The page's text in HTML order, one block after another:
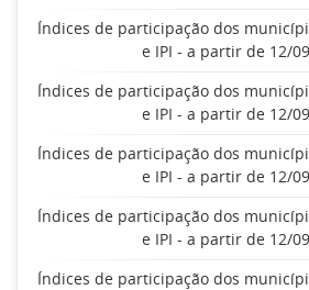
Índices de participação dos
e IPI - a partir de 12/
Índices de participação dos
e IPI - a partir de 12/
Índices de participação dos
e IPI - a partir de 12/
Índices de participação dos
e IPI - a partir de 12/
Índices de participação dos